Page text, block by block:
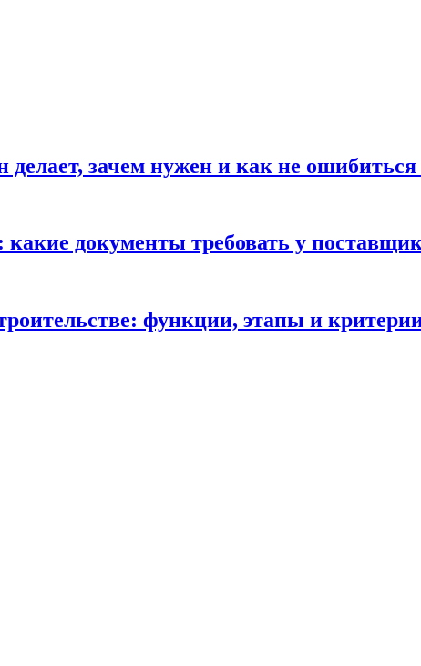
делает, зачем нужен и как не
документы требовать у
функции, этапы и